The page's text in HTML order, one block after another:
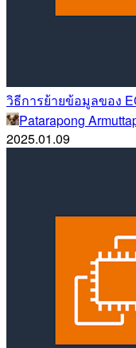
วิธีการย้ายข้อมูลของ
Patarapong
2025.01.09